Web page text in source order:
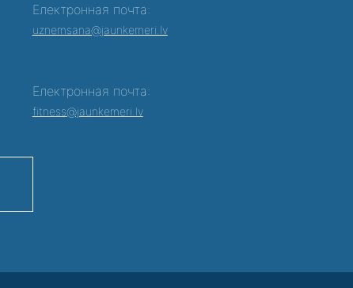
Електронная почта:
uznemsana@jaunkemeri.lv
Електронная почта:
fitness@jaunkemeri.lv